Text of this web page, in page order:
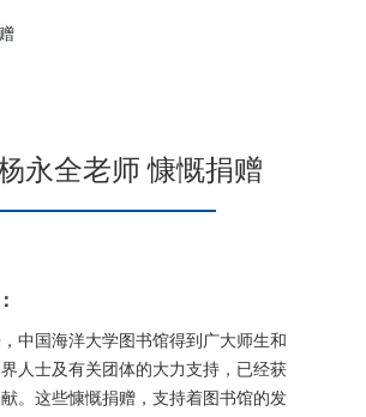
永全老师 慷慨捐赠
中国海洋大学图书馆得到广大师生和
人士及有关团体的大力支持，已经获
。这些慷慨捐赠，支持着图书馆的发